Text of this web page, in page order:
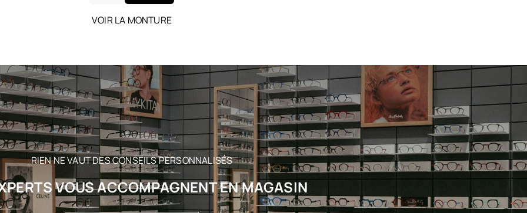
VOIR LA MONTURE
RIEN NE VAUT DES CONSEILS PERSONNALISÉS
VOUS ACCOMPAGNENT EN MAGASIN